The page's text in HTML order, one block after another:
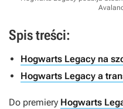
Spis treści:
Hogwarts Legacy na
Hogwarts Legacy a
Do premiery Hogwarts